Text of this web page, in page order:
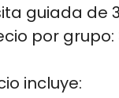
guiada de
por grupo:
incluye: